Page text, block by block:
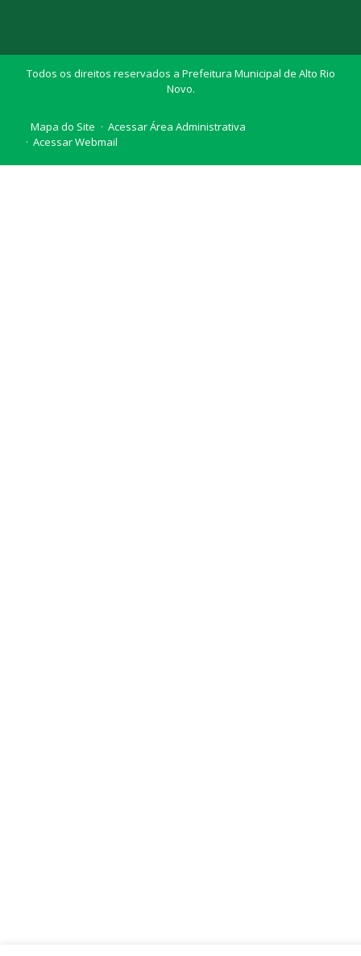
Todos os direitos reservados a Prefeitura Municipal de Alto Rio
Novo.
Mapa do Site
Acessar Área Administrativa
Acessar Webmail